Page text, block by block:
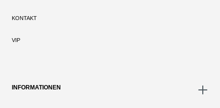
KONTAKT
VIP
INFORMATIONEN